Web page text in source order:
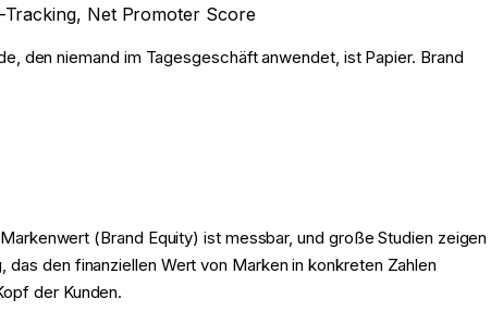
Tracking, Net Promoter Score
den niemand im Tagesgeschäft anwendet, ist Papier. Brand
(Brand Equity) ist messbar, und große Studien zeigen
, das den finanziellen Wert von Marken in konkreten Zahlen
der Kunden.